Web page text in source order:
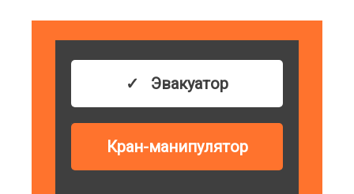
Эвакуатор
Кран-манипулятор